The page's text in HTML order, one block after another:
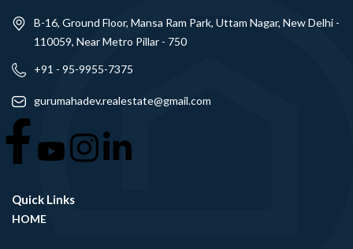
B-16, Ground Floor, Mansa Ram Park, Uttam Nagar, New Delhi -
110059, Near Metro Pillar - 750
+91 - 95-9955-7375
gurumahadev.realestate@gmail.com
Quick Links
HOME